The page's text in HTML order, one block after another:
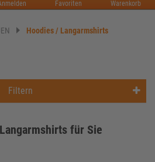
Favoriten Warenkorb
Hoodies / Langarmshirts
Filtern
für Sie